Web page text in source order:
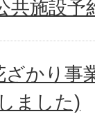
共施設予
かり事
ました)